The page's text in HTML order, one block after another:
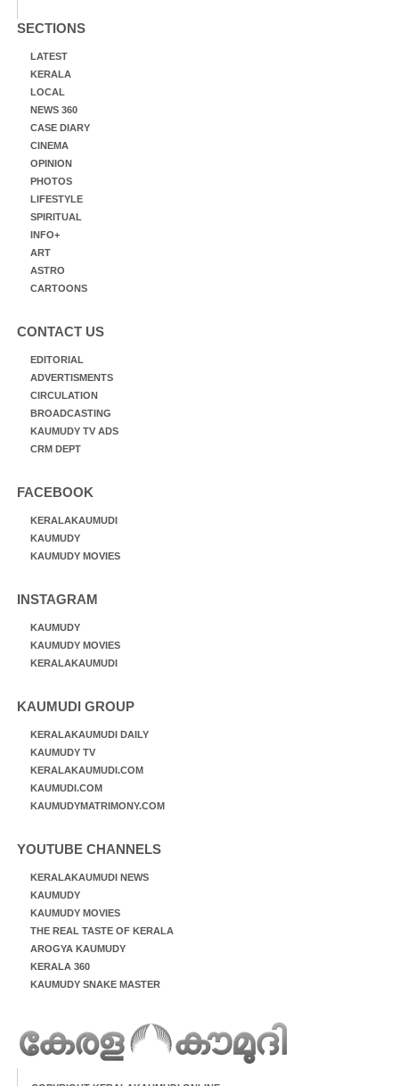
SECTIONS
LATEST
KERALA
LOCAL
NEWS 360
CASE DIARY
CINEMA
OPINION
PHOTOS
LIFESTYLE
SPIRITUAL
INFO+
ART
ASTRO
CARTOONS
CONTACT US
EDITORIAL
ADVERTISMENTS
CIRCULATION
BROADCASTING
KAUMUDY TV ADS
CRM DEPT
FACEBOOK
KERALAKAUMUDI
KAUMUDY
KAUMUDY MOVIES
INSTAGRAM
KAUMUDY
KAUMUDY MOVIES
KERALAKAUMUDI
KAUMUDI GROUP
KERALAKAUMUDI DAILY
KAUMUDY TV
KERALAKAUMUDI.COM
KAUMUDI.COM
KAUMUDYMATRIMONY.COM
YOUTUBE CHANNELS
KERALAKAUMUDI NEWS
KAUMUDY
KAUMUDY MOVIES
THE REAL TASTE OF KERALA
AROGYA KAUMUDY
KERALA 360
KAUMUDY SNAKE MASTER